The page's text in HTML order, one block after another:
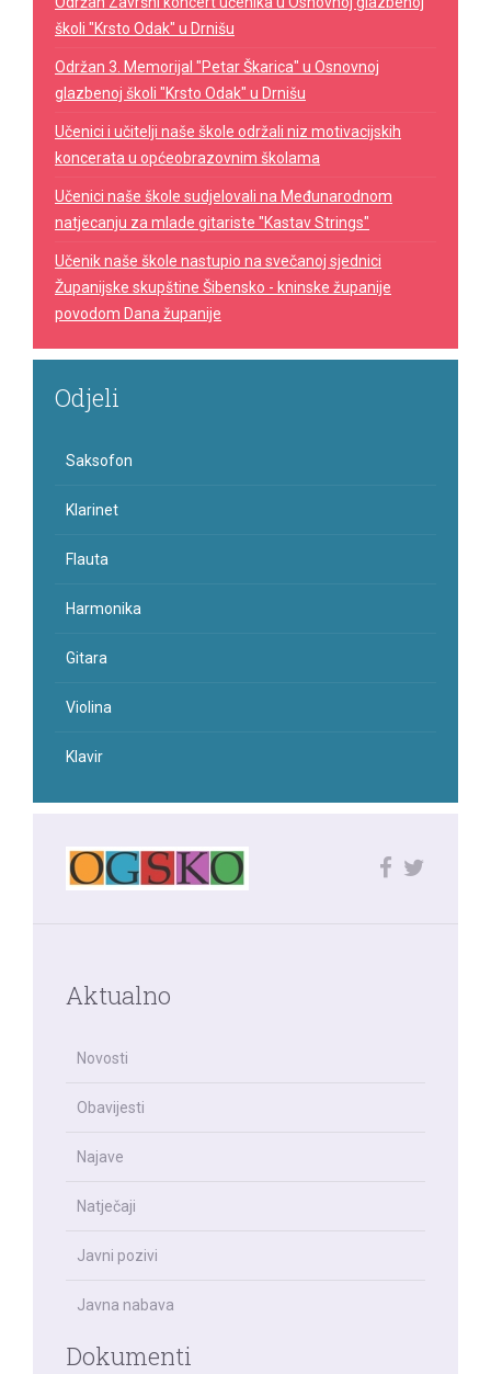
školi "Krsto Odak" u Drnišu
Održan 3. Memorijal "Petar Škarica" u Osnovnoj
glazbenoj školi "Krsto Odak" u Drnišu
Učenici i učitelji naše škole održali niz motivacijskih
koncerata u općeobrazovnim školama
Učenici naše škole sudjelovali na Međunarodnom
natjecanju za mlade gitariste "Kastav Strings"
Učenik naše škole nastupio na svečanoj sjednici
Županijske skupštine Šibensko - kninske županije
povodom Dana županije
Odjeli
Saksofon
Klarinet
Flauta
Harmonika
Gitara
Violina
Klavir
Aktualno
Novosti
Obavijesti
Najave
Natječaji
Javni pozivi
Javna nabava
Dokumenti